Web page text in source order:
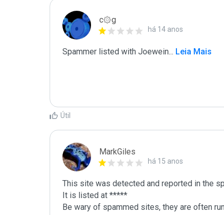
c۞g
há 14 anos
Spammer listed with Joewein... Leia Mais
Útil
MarkGiles
há 15 anos
This site was detected and reported in the
It is listed at *****
Be wary of spammed sites, they are often